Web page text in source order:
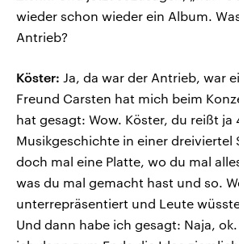
wieder schon wieder ein Album.
Antrieb?
Köster: Ja, da war der Antrieb, war
Freund Carsten hat mich beim
hat gesagt: Wow. Köster, du reißt ja
Musikgeschichte in einer dreiviertel
doch mal eine Platte, wo du mal
was du mal gemacht hast und so.
unterrepräsentiert und Leute
Und dann habe ich gesagt: Naja,